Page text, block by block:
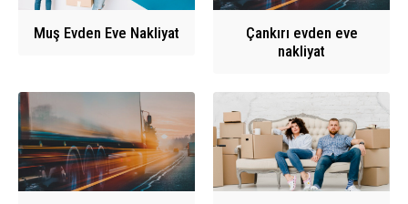
Muş Evden Eve Nakliyat
Çankırı evden eve
nakliyat